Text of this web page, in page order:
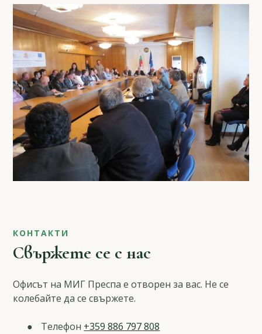
КОНТАКТИ
Свържете се с нас
Офисът на МИГ Преспа е отворен за вас. Не се
колебайте да се свържете.
Телефон +359 886 797 808